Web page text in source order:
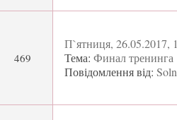
469
П`ятниця, 26.05.2017,
Тема: Финал тренинга
Повідомлення від: